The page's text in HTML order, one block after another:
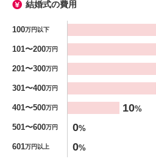
結婚式の費用
金額
100万円以下
101〜200万円
201〜300万円
301〜400万円
401〜500万円 10%
501〜600万円 0%
601万円以上 0%